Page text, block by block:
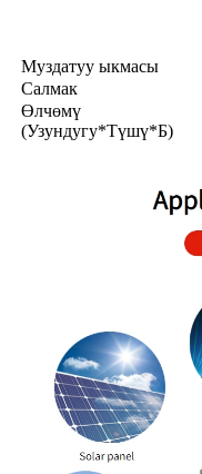
Муздатуу ыкмасы
Салмак
Өлчөмү
(Узундугу*Түшү*Б)